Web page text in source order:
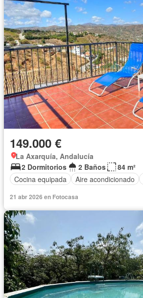
149.000 €
La Axarquía, Andalucía
2 Dormitorios
2 Baños
84 m²
Cocina equipada
Aire acondicionado
21 abr 2026 en Fotocasa